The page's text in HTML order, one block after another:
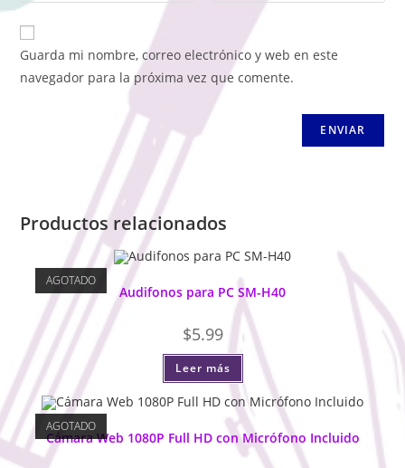
Guarda mi nombre, correo electrónico y web en este
navegador para la próxima vez que comente.
Productos relacionados
AGOTADO
Audifonos para PC SM-H40
$5.99
Leer más
AGOTADO
Cámara Web 1080P Full HD con Micrófono Incluido